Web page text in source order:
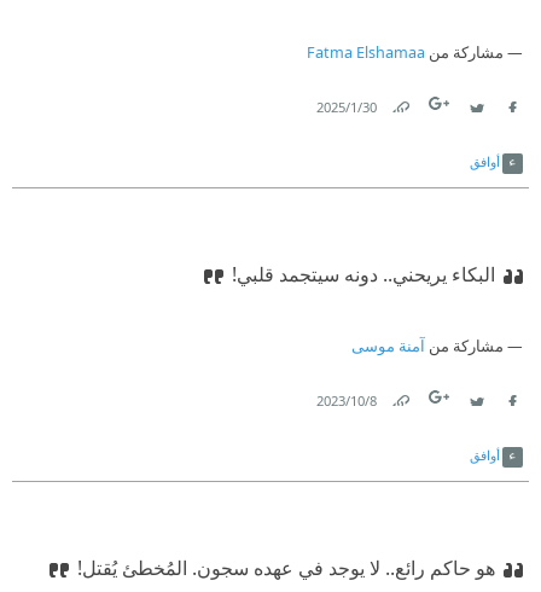
مشاركة من Fatma Elshamaa
30‏/1‏/2025
أوافق
البكاء يريحني.. دونه سيتجمد قلبي!
مشاركة من آمنة موسى
8‏/10‏/2023
أوافق
هو حاكم رائع.. لا يوجد في عهده سجون. المُخطئ يُقتل!